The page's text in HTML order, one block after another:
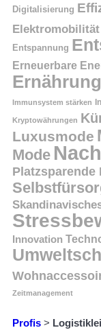
Digitalisierung
Elektromobilität
Entspannung
Erneuerbare
Ernährung
Immunsystem stärken
Kryptowährungen
Luxusmode
Mode
Platzsparende
Innovation
Zeitmanagement
Profis >